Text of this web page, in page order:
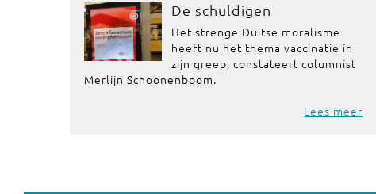
De schuldigen
Het strenge Duitse moralisme
heeft nu het thema vaccinatie in
zijn greep, constateert columnist
Merlijn Schoonenboom.
Lees meer